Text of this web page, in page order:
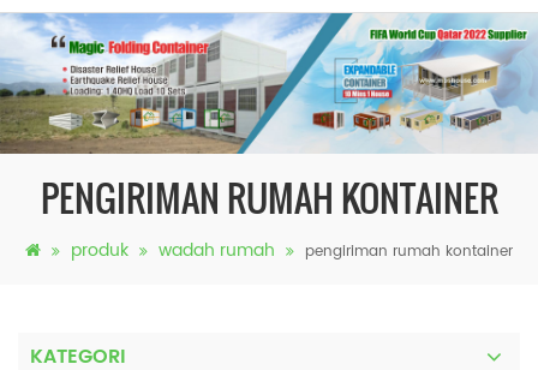
PENGIRIMAN RUMAH KONTAINER
produk wadah rumah pengiriman rumah kontainer
KATEGORI